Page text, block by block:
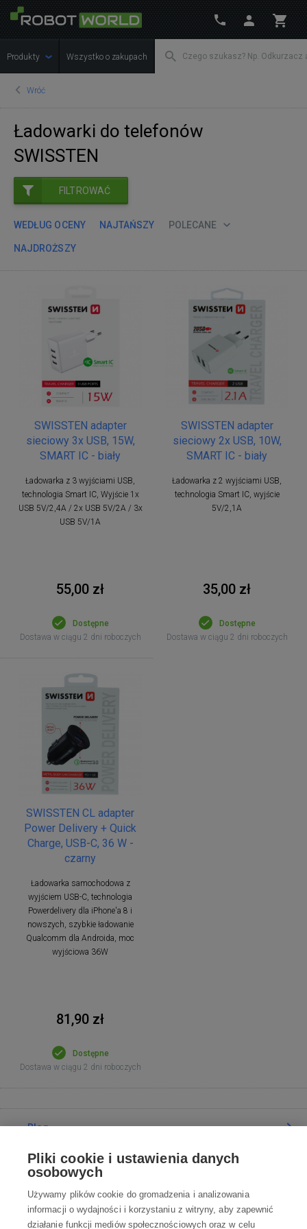
Produkty Wszystko o zakupach
Wróć
Ładowarki do telefonów
SWISSTEN
FILTROWAĆ
WEDŁUG OCENY NAJTAŃSZY POLECANE
NAJDROŻSZY
SWISSTEN adapter
sieciowy 3x USB, 15W,
SMART IC - biały
Ładowarka z 3 wyjściami USB,
technologia Smart IC, Wyjście 1x
USB 5V/2,4A / 2x USB 5V/2A / 3x
USB 5V/1A
55,00 zł
Dostępne
Dostawa w ciągu 2 dni roboczych
SWISSTEN adapter
sieciowy 2x USB, 10W,
SMART IC - biały
Ładowarka z 2 wyjściami USB,
technologia Smart IC, wyjście
5V/2,1A
35,00 zł
Dostępne
Dostawa w ciągu 2 dni roboczych
SWISSTEN CL adapter
Power Delivery + Quick
Charge, USB-C, 36 W -
czarny
Ładowarka samochodowa z
wyjściem USB-C, technologia
Powerdelivery dla iPhone'a 8 i
nowszych, szybkie ładowanie
Qualcomm dla Androida, moc
wyjściowa 36W
81,90 zł
Dostępne
Dostawa w ciągu 2 dni roboczych
Blog
Poradnia
Wszystko o zakupach
Pliki cookie i ustawienia danych
osobowych
Używamy plików cookie do gromadzenia i analizowania
informacji o wydajności i korzystaniu z witryny, aby zapewnić
działanie funkcji mediów społecznościowych oraz w celu